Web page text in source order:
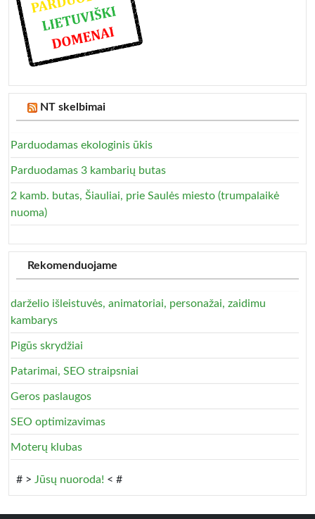
NT skelbimai
Parduodamas ekologinis ūkis
Parduodamas 3 kambarių butas
2 kamb. butas, Šiauliai, prie Saulės miesto (trumpalaikė
nuoma)
Rekomenduojame
darželio išleistuvės, animatoriai, personažai, zaidimu
kambarys
Pigūs skrydžiai
Patarimai, SEO straipsniai
Geros paslaugos
SEO optimizavimas
Moterų klubas
# > Jūsų nuoroda! < #